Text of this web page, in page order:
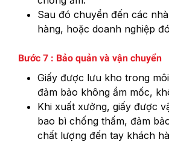
Sau đó chuyển đến các
hàng, hoặc doanh nghiệp
Bước 7 : Bảo quản và vận chuyển
Giấy được lưu kho trong
đảm bảo không ẩm mốc,
Khi xuất xưởng, giấy được
bao bì chống thấm, đảm
chất lượng đến tay khách